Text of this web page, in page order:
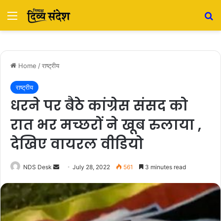
Menu
Home /राष्ट्रीय
राष्ट्रीय
धरने पर बैठे कांग्रेस संसद को
रात भर मच्छरों ने खूब रुलाया ,
देखिए वायरल वीडियो
NDS Desk
d
July 28, 2022 561 3 minutes read